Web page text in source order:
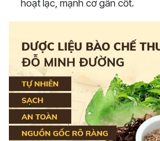
hoạt lạc, mạnh cơ gân cốt.